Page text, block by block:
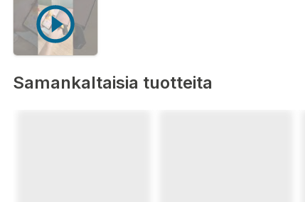
Samankaltaisia tuotteita